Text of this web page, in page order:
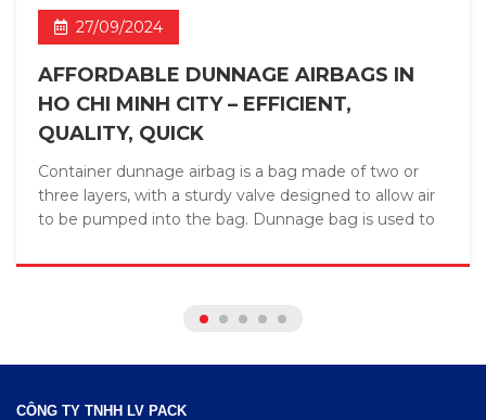
27/09/2024
AFFORDABLE DUNNAGE AIRBAGS IN
HO CHI MINH CITY – EFFICIENT,
QUALITY, QUICK
Container dunnage airbag is a bag made of two or
three layers, with a sturdy valve designed to allow air
to be pumped into the bag. Dunnage bag is used to
CÔNG TY TNHH LV PACK